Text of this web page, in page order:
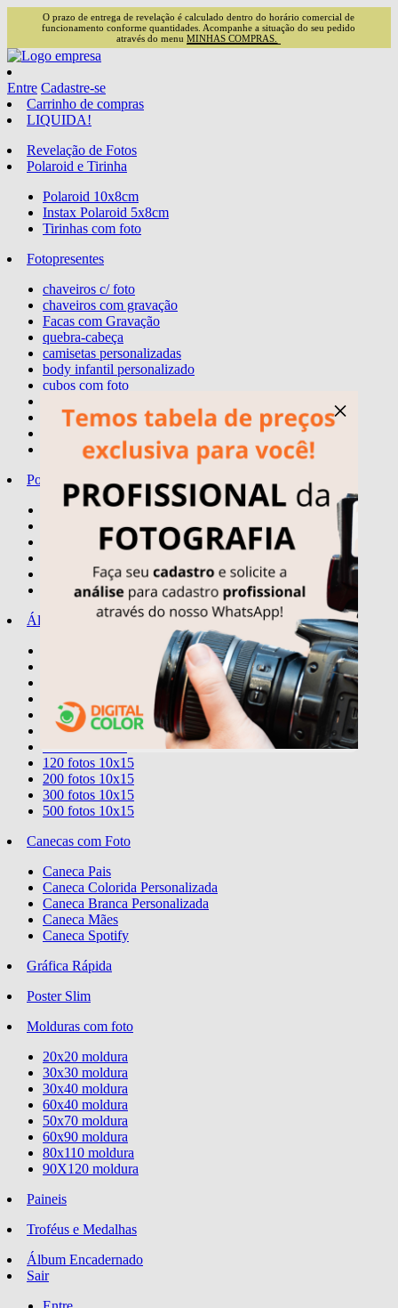
O prazo de entrega de revelação é calculado dentro do horário comercial de
funcionamento conforme quantidades. Acompanhe a situação do seu pedido
através do menuMINHAS COMPRAS.
Entre Cadastre-se
Carrinho de compras
LIQUIDA!
Revelação de Fotos
Polaroid e Tirinha
Polaroid 10x8cm
Instax Polaroid 5x8cm
Tirinhas com foto
Fotopresentes
chaveiros c/ foto
chaveiros com gravação
Facas com Gravação
quebra-cabeça
camisetas personalizadas
body infantil personalizado
cubos com foto
quadros temas
display - stand-up mini
Porta-Retratos
10x15
30X40
Álbuns
80 fotos 15x21
40 fotos 20x25
40 fotos 20x30
120 fotos 10x15
200 fotos 10x15
300 fotos 10x15
500 fotos 10x15
Canecas com Foto
Caneca Pais
Caneca Colorida Personalizada
Caneca Branca Personalizada
Caneca Mães
Caneca Spotify
Gráfica Rápida
Poster Slim
Molduras com foto
20x20 moldura
30x30 moldura
30x40 moldura
60x40 moldura
50x70 moldura
60x90 moldura
80x110 moldura
90X120 moldura
Paineis
Troféus e Medalhas
Álbum Encadernado
Sair
×